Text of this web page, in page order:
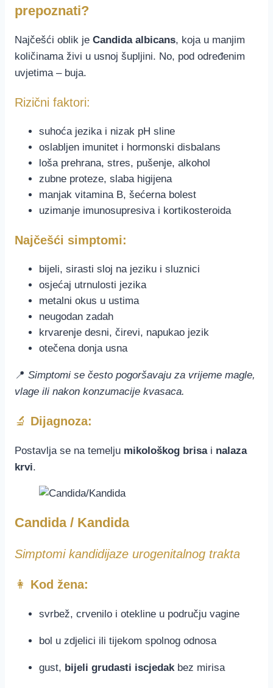
prepoznati?
Najčešći oblik je Candida albicans, koja u manjim
količinama živi u usnoj šupljini. No, pod određenim
uvjetima – buja.
Rizični faktori:
suhoća jezika i nizak pH sline
oslabljen imunitet i hormonski disbalans
loša prehrana, stres, pušenje, alkohol
zubne proteze, slaba higijena
manjak vitamina B, šećerna bolest
uzimanje imunosupresiva i kortikosteroida
Najčešći simptomi:
bijeli, sirasti sloj na jeziku i sluznici
osjećaj utrnulosti jezika
metalni okus u ustima
neugodan zadah
krvarenje desni, čirevi, napukao jezik
otečena donja usna
📍 Simptomi se često pogoršavaju za vrijeme magle,
vlage ili nakon konzumacije kvasaca.
🔬 Dijagnoza:
Postavlja se na temelju mikološkog brisai nalaza
krvi.
Candida / Kandida
Simptomi kandidijaze urogenitalnog trakta
👩 Kod žena:
svrbež, crvenilo i otekline u području vagine
bol u zdjelici ili tijekom spolnog odnosa
gust, bijeli grudasti iscjedakbez mirisa